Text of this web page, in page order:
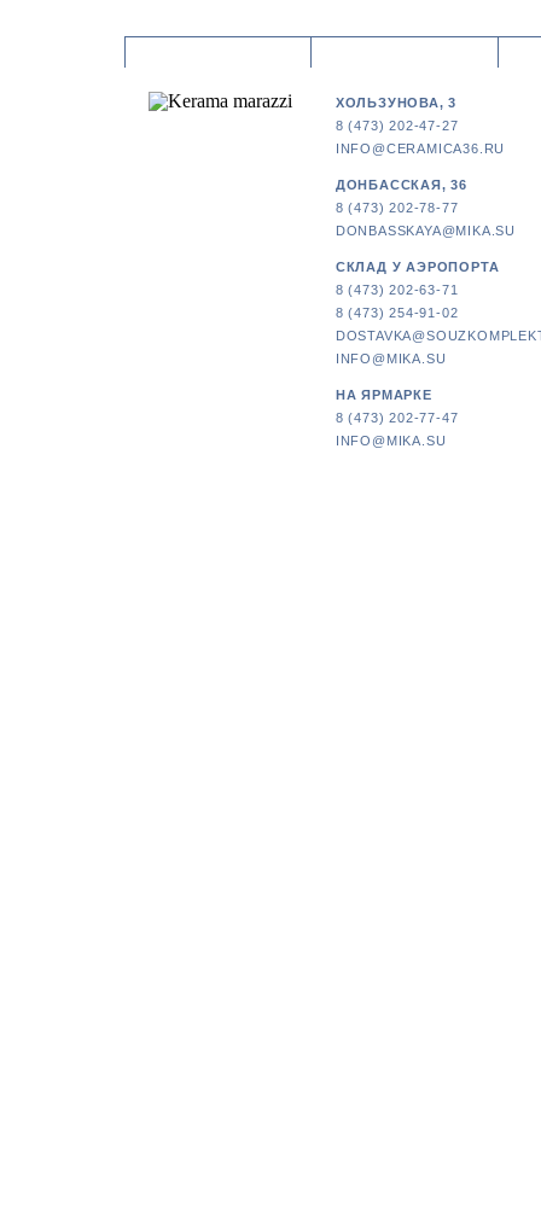
ХОЛЬЗУНОВА, 3
8 (473) 202-47-27
INFO@CERAMICA36.RU
ДОНБАССКАЯ, 36
8 (473) 202-78-77
DONBASSKAYA@MIKA.SU
СКЛАД У АЭРОПОРТА
8 (473) 202-63-71
8 (473) 254-91-02
INFO@MIKA.SU
НА ЯРМАРКЕ
8 (473) 202-77-47
INFO@MIKA.SU